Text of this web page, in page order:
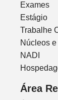
Exames
Estágio
Trabalhe
Núcleos
NADI
Área